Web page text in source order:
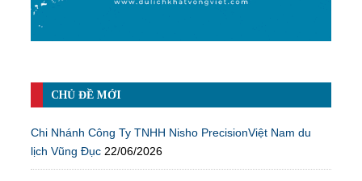
CHỦ ĐỀ MỚI
Chi Nhánh Công Ty TNHH Nisho PrecisionViệt Nam du
lịch Vũng Đục 22/06/2026